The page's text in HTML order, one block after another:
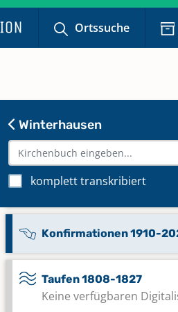
Ortssuche
Winterhausen
komplett transkribiert
1984-2021
Keine verfügbaren
Konfirmationen 1861-
Konfirmationen 1887-
Konfirmationen 1910-
Taufen 1808-1827
Keine verfügbaren